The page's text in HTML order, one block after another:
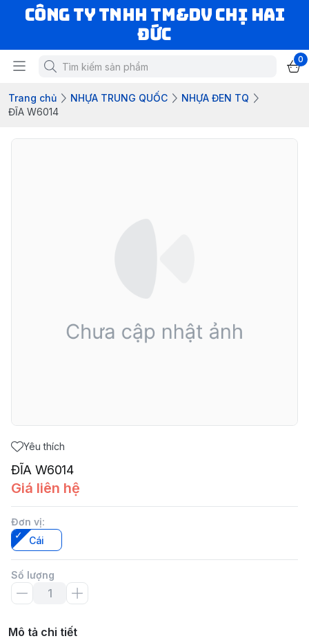
CÔNG TY TNHH TM&DV CHỊ HAI
ĐỨC
0
Trang chủ NHỰA TRUNG QUỐC
NHỰA ĐEN TQ
ĐĨA W6014
Yêu thích
ĐĨA W6014
Giá liên hệ
Đơn vị:
Cái
Số lượng
Mô tả chi tiết